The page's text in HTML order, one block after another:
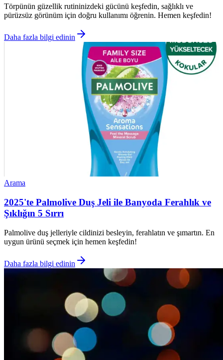
Törpünün güzellik rutininizdeki gücünü keşfedin, sağlıklı ve
pürüzsüz görünüm için doğru kullanımı öğrenin. Hemen keşfedin!
Daha fazla bilgi edinin
Arama
2025'te Palmolive Duş Jeli ile Banyoda Ferahlık ve
Şıklığın 5 Sırrı
Palmolive duş jelleriyle cildinizi besleyin, ferahlatın ve şımartın. En
uygun ürünü seçmek için hemen keşfedin!
Daha fazla bilgi edinin